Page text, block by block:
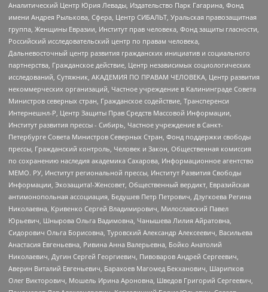
Аналитический Центр Юрия Левады, Издательство Парк Гагарина, Фонд
имени Андрея Рылькова, Сфера, Центр СИБАЛЬТ, Уральская правозащитная
группа, Женщины Евразии, Институт прав человека, Фонд защиты гласности,
Российский исследовательский центр по правам человека,
Дальневосточный центр развития гражданских инициатив и социального
партнерства, Гражданское действие, Центр независимых социологических
исследований, Сутяжник, АКАДЕМИЯ ПО ПРАВАМ ЧЕЛОВЕКА, Центр развития
некоммерческих организаций, Частное учреждение в Калининграде Совета
Министров северных стран, Гражданское содействие, Трансперенси
Интернешнл-Р, Центр Защиты Прав Средств Массовой Информации,
Институт развития прессы - Сибирь, Частное учреждение в Санкт-
Петербурге Совета Министров Северных Стран, Фонд поддержки свободы
прессы, Гражданский контроль, Человек и Закон, Общественная комиссия
по сохранению наследия академика Сахарова, Информационное агентство
МЕМО. РУ, Институт региональной прессы, Институт Развития Свободы
Информации, Экозащита!-Женсовет, Общественный вердикт, Евразийская
антимонопольная ассоциация, Бедушев Петр Петрович, Дзугкоева Регина
Николаевна, Кривенко Сергей Владимирович, Милославский Павел
Юрьевич, Шнырова Ольга Вадимовна, Чанышева Лилия Айратовна,
Сидорович Ольга Борисовна, Туровский Александр Алексеевич, Васильева
Анастасия Евгеньевна, Ривина Анна Валерьевна, Бойко Анатолий
Николаевич, Дугин Сергей Георгиевич, Пивоваров Андрей Сергеевич,
Аверин Виталий Евгеньевич, Барахоев Магомед Бекханович, Шарипков
Олег Викторович, Мошель Ирина Ароновна, Шведов Григорий Сергеевич,